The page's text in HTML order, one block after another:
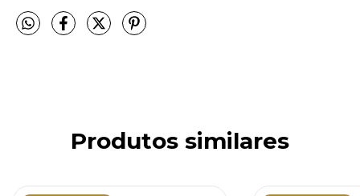
Produtos similares